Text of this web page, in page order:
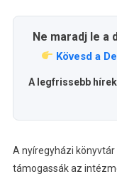
Ne maradj le a
Kövesd a
A legfrissebb
A nyíregyházi
támogassák az